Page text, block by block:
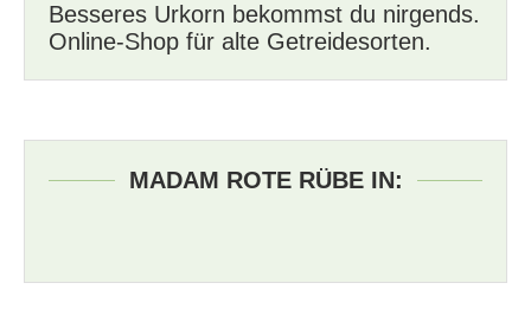
Besseres Urkorn bekommst du nirgends.
Online-Shop für alte Getreidesorten.
MADAM ROTE RÜBE IN: